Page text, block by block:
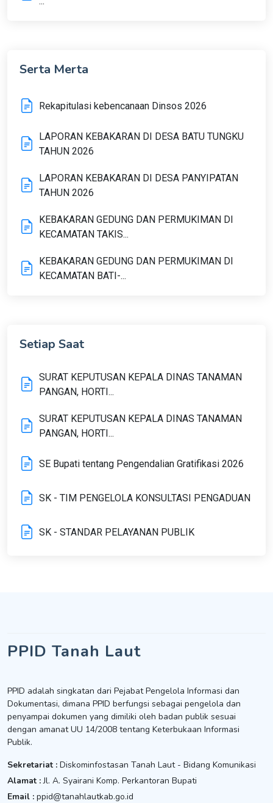
Serta Merta
Rekapitulasi kebencanaan Dinsos 2026
LAPORAN KEBAKARAN DI DESA BATU TUNGKU
TAHUN 2026
LAPORAN KEBAKARAN DI DESA PANYIPATAN
TAHUN 2026
KEBAKARAN GEDUNG DAN PERMUKIMAN DI
KECAMATAN TAKIS...
KEBAKARAN GEDUNG DAN PERMUKIMAN DI
KECAMATAN BATI-...
Setiap Saat
SURAT KEPUTUSAN KEPALA DINAS TANAMAN
PANGAN, HORTI...
SURAT KEPUTUSAN KEPALA DINAS TANAMAN
PANGAN, HORTI...
SE Bupati tentang Pengendalian Gratifikasi 2026
SK - TIM PENGELOLA KONSULTASI PENGADUAN
SK - STANDAR PELAYANAN PUBLIK
PPID Tanah Laut
PPID adalah singkatan dari Pejabat Pengelola Informasi dan
Dokumentasi, dimana PPID berfungsi sebagai pengelola dan
penyampai dokumen yang dimiliki oleh badan publik sesuai
dengan amanat UU 14/2008 tentang Keterbukaan Informasi
Publik.
Sekretariat : Diskominfostasan Tanah Laut - Bidang Komunikasi
Alamat : Jl. A. Syairani Komp. Perkantoran Bupati
Email : ppid@tanahlautkab.go.id